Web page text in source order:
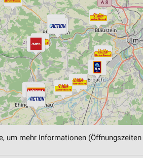
um mehr Informationen